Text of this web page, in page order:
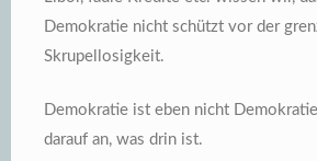
Demokratie nicht schützt vor der
Skrupellosigkeit.
Demokratie ist eben nicht
darauf an, was drin ist.